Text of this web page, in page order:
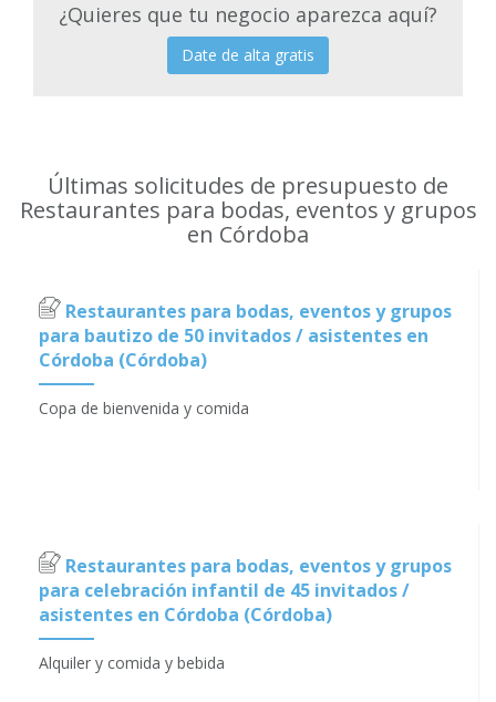
¿Quieres que tu negocio aparezca aquí?
Date de alta gratis
Últimas solicitudes de presupuesto de
Restaurantes para bodas, eventos y grupos
en Córdoba
Restaurantes para bodas, eventos y grupos
para bautizo de 50 invitados / asistentes en
Córdoba (Córdoba)
Copa de bienvenida y comida
Restaurantes para bodas, eventos y grupos
para celebración infantil de 45 invitados /
asistentes en Córdoba (Córdoba)
Alquiler y comida y bebida